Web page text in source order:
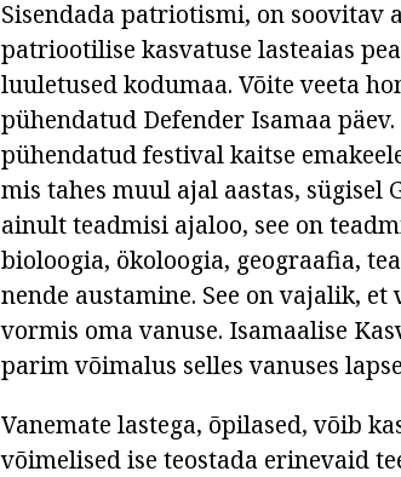
Sisendada patriotismi, on soovitav
patriootilise kasvatuse lasteaias
luuletused kodumaa. Võite veeta
pühendatud Defender Isamaa
pühendatud festival kaitse
mis tahes muul ajal aastas,
ainult teadmisi ajaloo, see on
bioloogia, ökoloogia, geograafia,
nende austamine. See on vajalik,
vormis oma vanuse. Isamaalise
parim võimalus selles vanuses
Vanemate lastega, õpilased, võib
võimelised ise teostada erinevaid